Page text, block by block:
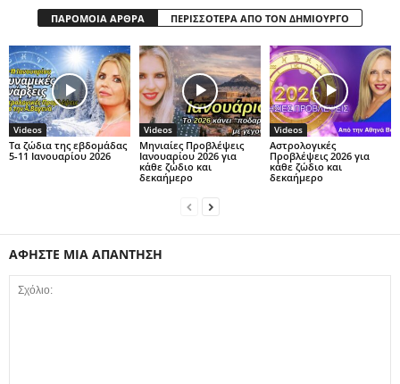
ΠΑΡΟΜΟΙΑ ΑΡΘΡΑ ΠΕΡΙΣΣΟΤΕΡΑ ΑΠΟ ΤΟΝ ΔΗΜΙΟΥΡΓΟ
Videos
Τα ζώδια της εβδομάδας
5-11 Ιανουαρίου 2026
Videos
Μηνιαίες Προβλέψεις
Ιανουαρίου 2026 για
κάθε ζώδιο και
δεκαήμερο
Videos
Αστρολογικές
Προβλέψεις 2026 για
κάθε ζώδιο και
δεκαήμερο
ΑΦΗΣΤΕ ΜΙΑ ΑΠΑΝΤΗΣΗ